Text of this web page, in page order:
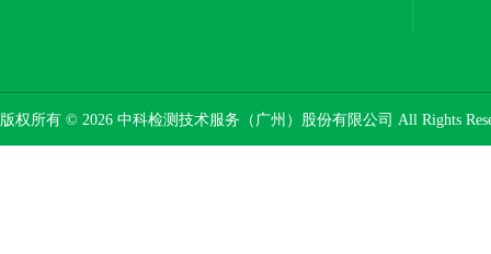
版权所有 © 2026 中科检测技术服务（广州）股份有限公司 All Rights